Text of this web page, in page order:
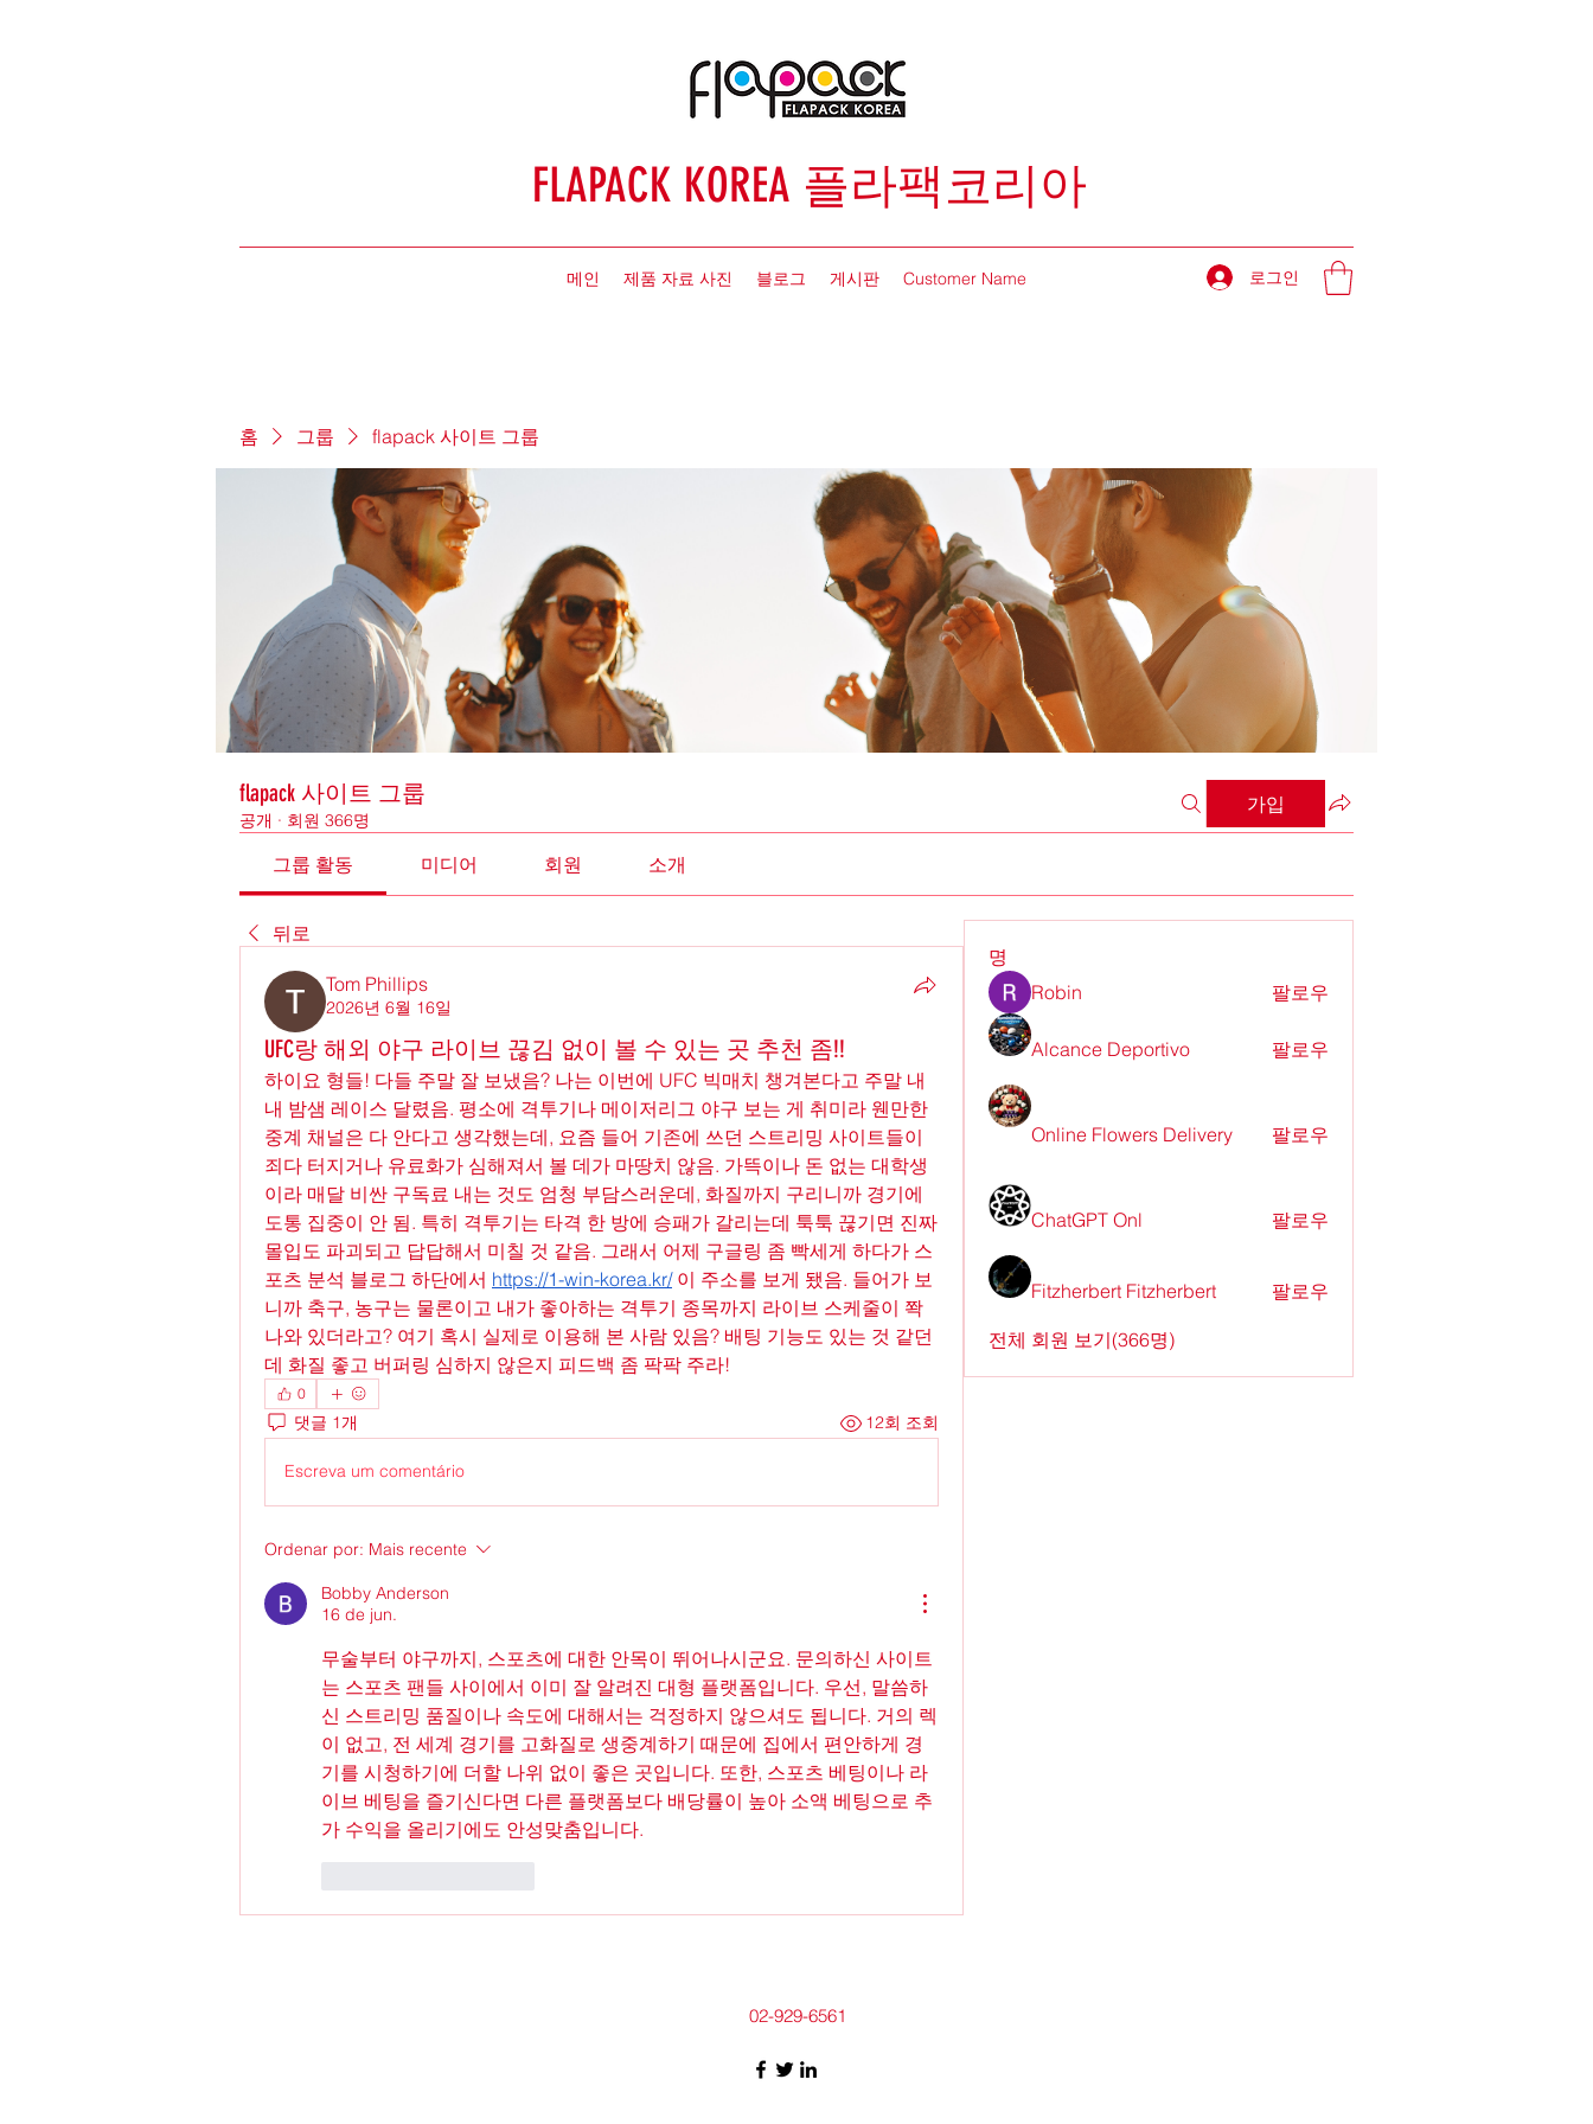
FLAPACK KOREA 플라팩코리아
메인 제품 자료 사진 블로그 게시판 Customer Name 로그인
홈 그룹 flapack 사이트 그룹
flapack 사이트 그룹
공개 · 회원 366명
가입
그룹 활동 미디어 회원 소개
뒤로
Tom Phillips
2026년 6월 16일
UFC랑 해외 야구 라이브 끊김 없이 볼 수 있는 곳 추천 좀!!
하이요 형들! 다들 주말 잘 보냈음? 나는 이번에 UFC 빅매치 챙겨본다고 주말 내
내 밤샘 레이스 달렸음. 평소에 격투기나 메이저리그 야구 보는 게 취미라 웬만한
중계 채널은 다 안다고 생각했는데, 요즘 들어 기존에 쓰던 스트리밍 사이트들이
죄다 터지거나 유료화가 심해져서 볼 데가 마땅치 않음. 가뜩이나 돈 없는 대학생
이라 매달 비싼 구독료 내는 것도 엄청 부담스러운데, 화질까지 구리니까 경기에
도통 집중이 안 됨. 특히 격투기는 타격 한 방에 승패가 갈리는데 툭툭 끊기면 진짜
몰입도 파괴되고 답답해서 미칠 것 같음. 그래서 어제 구글링 좀 빡세게 하다가 스
포츠 분석 블로그 하단에서 https://1-win-korea.kr/ 이 주소를 보게 됐음. 들어가 보
니까 축구, 농구는 물론이고 내가 좋아하는 격투기 종목까지 라이브 스케줄이 쫙
나와 있더라고? 여기 혹시 실제로 이용해 본 사람 있음? 배팅 기능도 있는 것 같던
데 화질 좋고 버퍼링 심하지 않은지 피드백 좀 팍팍 주라!
0
댓글 1개 12회 조회
Escreva um comentário
Ordenar por: Mais recente
Bobby Anderson
16 de jun.
무술부터 야구까지, 스포츠에 대한 안목이 뛰어나시군요. 문의하신 사이트
는 스포츠 팬들 사이에서 이미 잘 알려진 대형 플랫폼입니다. 우선, 말씀하
신 스트리밍 품질이나 속도에 대해서는 걱정하지 않으셔도 됩니다. 거의 렉
이 없고, 전 세계 경기를 고화질로 생중계하기 때문에 집에서 편안하게 경
기를 시청하기에 더할 나위 없이 좋은 곳입니다. 또한, 스포츠 베팅이나 라
이브 베팅을 즐기신다면 다른 플랫폼보다 배당률이 높아 소액 베팅으로 추
가 수익을 올리기에도 안성맞춤입니다.
명
Robin 팔로우
Alcance Deportivo 팔로우
Online Flowers Delivery 팔로우
ChatGPT Onl 팔로우
Fitzherbert Fitzherbert 팔로우
전체 회원 보기(366명)
02-929-6561